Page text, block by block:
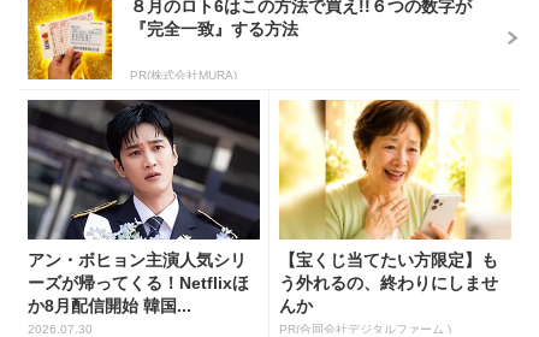
８月のロト6はこの方法で買え!!６つの数字が
『完全一致』する方法
PR(株式会社MURA)
アン・ボヒョン主演人気シリ
ーズが帰ってくる！Netflixほ
か8月配信開始 韓国...
2026.07.30
【宝くじ当てたい方限定】も
う外れるの、終わりにしませ
んか
PR(合同会社デジタルファーム )